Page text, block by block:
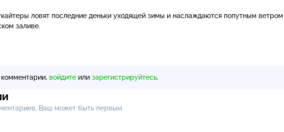
ловят последние деньки уходящей зимы и наслаждаются попутным ветром
заливе.
войдите или зарегистрируйтесь.
Ваш может быть первым.